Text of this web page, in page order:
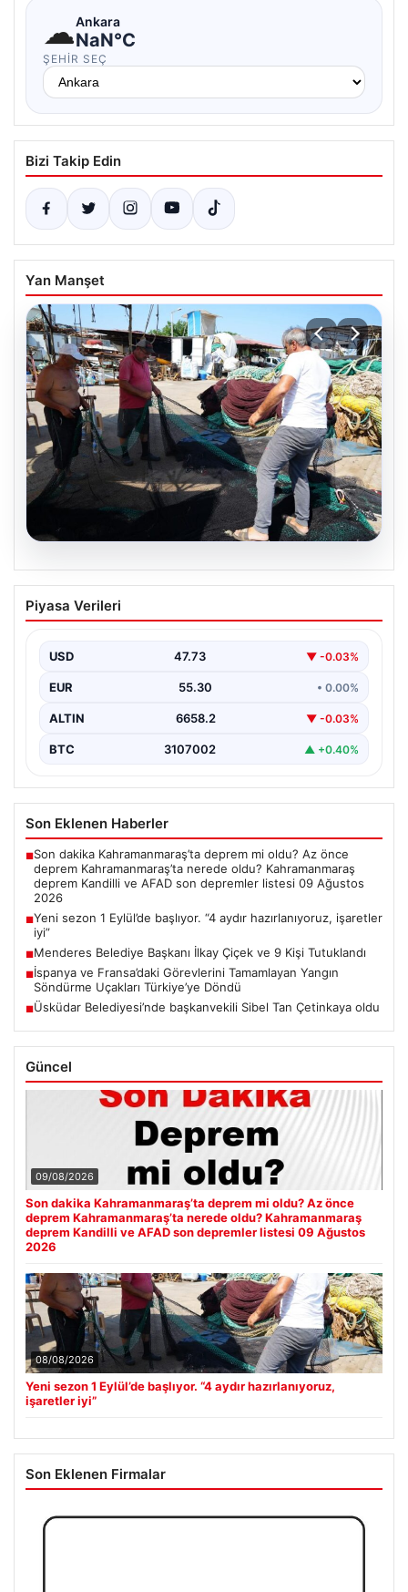
☁Ankara
NaN°C
ŞEHIR SEÇ
Bizi Takip Edin
Yan Manşet
08.08.2026
Yeni sezon 1 Eylül’de başlıyor. “4 aydır
hazırlanıyoruz, işaretler iyi”
Piyasa Verileri
USD 47.73 ▼ -0.03%
EUR 55.30 • 0.00%
ALTIN 6658.2 ▼ -0.03%
BTC 3107002 ▲ +0.40%
Son Eklenen Haberler
■Son dakika Kahramanmaraş’ta deprem mi oldu? Az önce
deprem Kahramanmaraş’ta nerede oldu? Kahramanmaraş
deprem Kandilli ve AFAD son depremler listesi 09 Ağustos
2026
■Yeni sezon 1 Eylül’de başlıyor. “4 aydır hazırlanıyoruz, işaretler
iyi”
■Menderes Belediye Başkanı İlkay Çiçek ve 9 Kişi Tutuklandı
■İspanya ve Fransa’daki Görevlerini Tamamlayan Yangın
Söndürme Uçakları Türkiye’ye Döndü
■Üsküdar Belediyesi’nde başkanvekili Sibel Tan Çetinkaya oldu
Güncel
09/08/2026
Son dakika Kahramanmaraş’ta deprem mi oldu? Az önce
deprem Kahramanmaraş’ta nerede oldu? Kahramanmaraş
deprem Kandilli ve AFAD son depremler listesi 09 Ağustos
2026
08/08/2026
Yeni sezon 1 Eylül’de başlıyor. “4 aydır hazırlanıyoruz,
işaretler iyi”
Son Eklenen Firmalar